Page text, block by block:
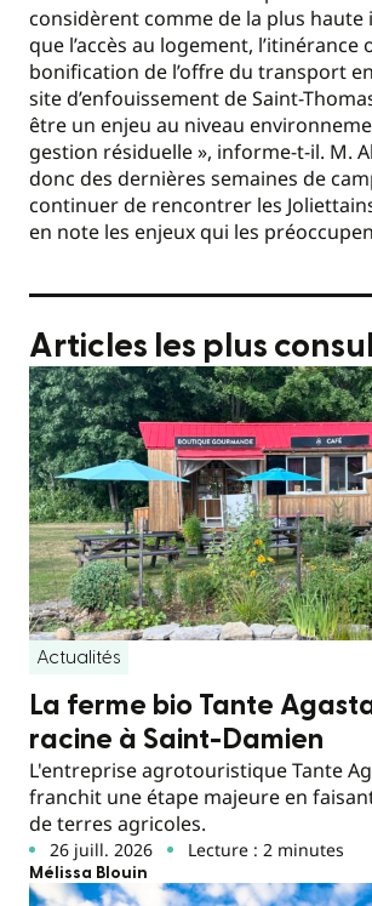
considèrent comme de la plus
que l’accès au logement, l’itinérance
bonification de l’offre du transport
site d’enfouissement de Saint-
être un enjeu au niveau
gestion résiduelle », informe-t-il. M.
donc des dernières semaines de
continuer de rencontrer les
en note les enjeux qui les
Articles les plus
Actualités
La ferme bio Tante
racine à Saint-Damien
L'entreprise agrotouristique Tante
franchit une étape majeure en
de terres agricoles.
26 juill. 2026 Lecture : 2 minutes
Mélissa Blouin